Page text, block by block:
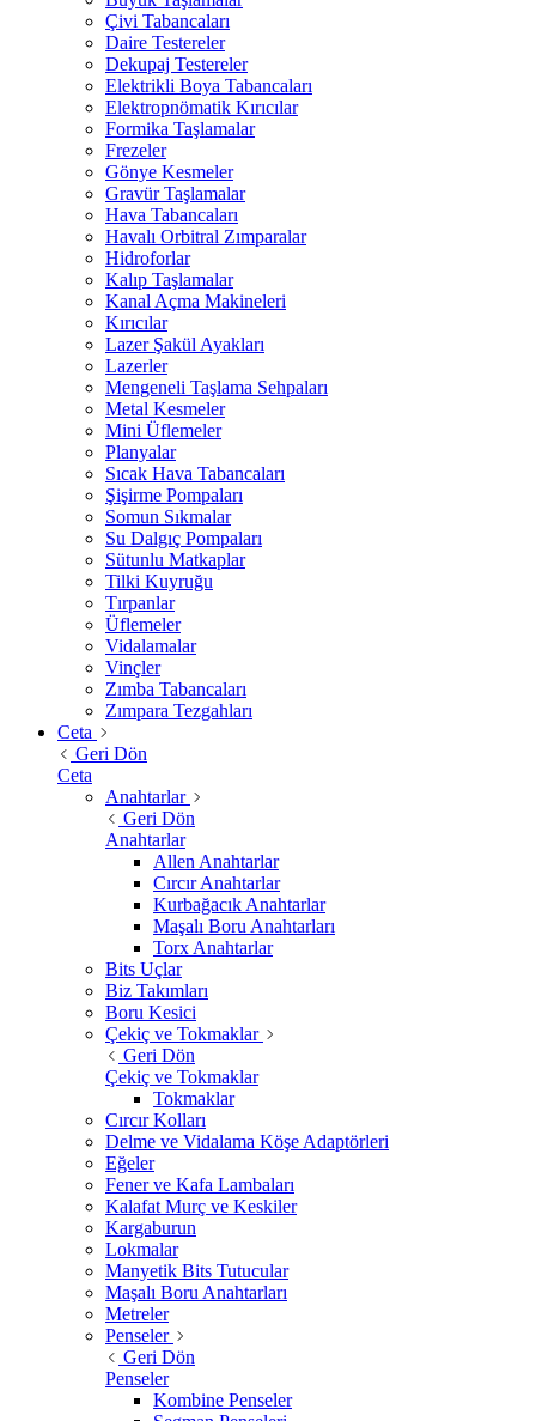
Çivi Tabancaları
Daire Testereler
Dekupaj Testereler
Elektrikli Boya Tabancaları
Elektropnömatik Kırıcılar
Formika Taşlamalar
Frezeler
Gönye Kesmeler
Gravür Taşlamalar
Hava Tabancaları
Havalı Orbitral Zımparalar
Hidroforlar
Kalıp Taşlamalar
Kanal Açma Makineleri
Kırıcılar
Lazer Şakül Ayakları
Lazerler
Mengeneli Taşlama Sehpaları
Metal Kesmeler
Mini Üflemeler
Planyalar
Sıcak Hava Tabancaları
Şişirme Pompaları
Somun Sıkmalar
Su Dalgıç Pompaları
Sütunlu Matkaplar
Tilki Kuyruğu
Tırpanlar
Üflemeler
Vidalamalar
Vinçler
Zımba Tabancaları
Zımpara Tezgahları
Ceta
Geri Dön
Ceta
Anahtarlar
Geri Dön
Anahtarlar
Allen Anahtarlar
Cırcır Anahtarlar
Kurbağacık Anahtarlar
Maşalı Boru Anahtarları
Torx Anahtarlar
Bits Uçlar
Biz Takımları
Boru Kesici
Çekiç ve Tokmaklar
Geri Dön
Çekiç ve Tokmaklar
Tokmaklar
Cırcır Kolları
Delme ve Vidalama Köşe Adaptörleri
Eğeler
Fener ve Kafa Lambaları
Kalafat Murç ve Keskiler
Kargaburun
Lokmalar
Manyetik Bits Tutucular
Maşalı Boru Anahtarları
Metreler
Penseler
Geri Dön
Penseler
Kombine Penseler